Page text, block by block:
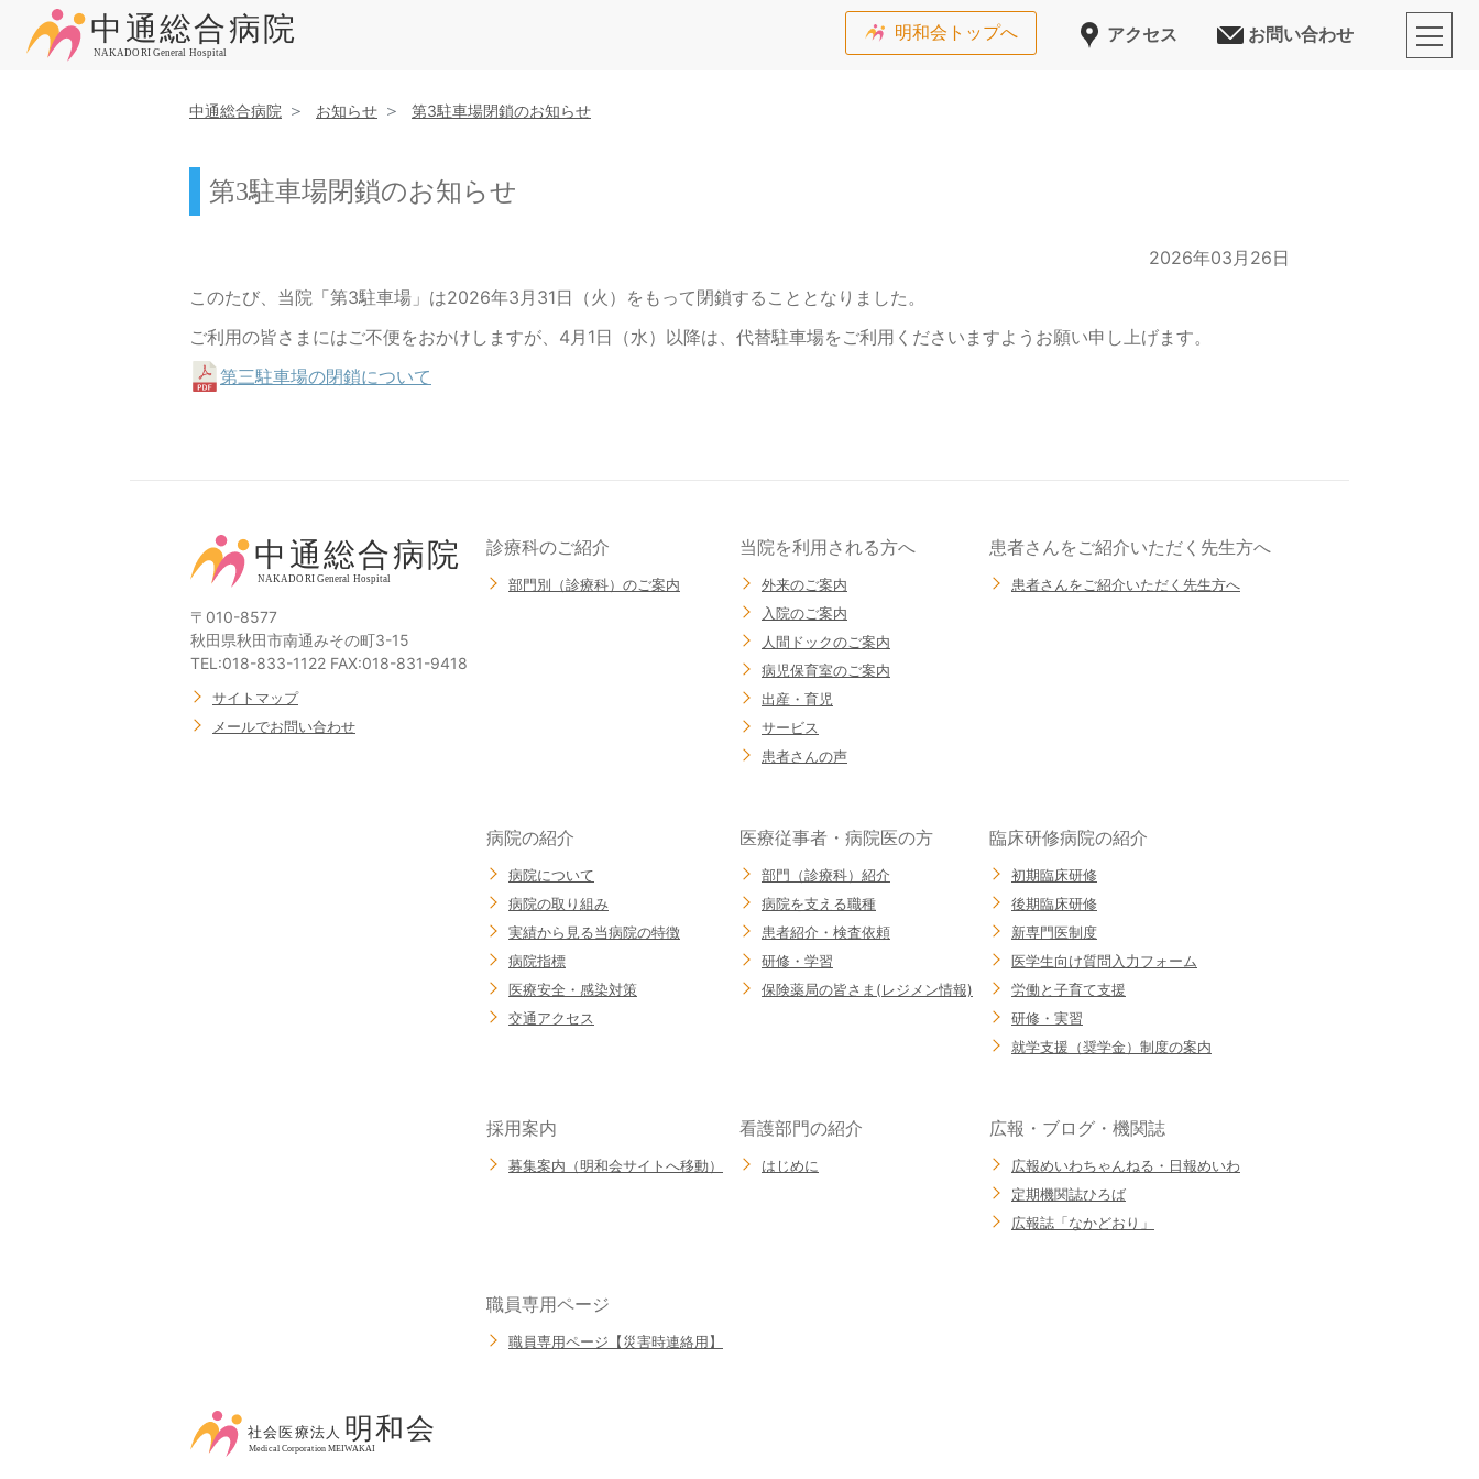
明和会トップへ アクセス お問い合わせ
中通総合病院 お知らせ 第3駐車場閉鎖のお知らせ
第3駐車場閉鎖のお知らせ
2026年03月26日
このたび、当院「第3駐車場」は2026年3月31日（火）をもって閉鎖することとなりました。
ご利用の皆さまにはご不便をおかけしますが、4月1日（水）以降は、代替駐車場をご利用くださいますようお願い申し上げます。
第三駐車場の閉鎖について
〒010-8577
秋田県秋田市南通みその町3-15
TEL:018-833-1122 FAX:018-831-9418
サイトマップ
メールでお問い合わせ
診療科のご紹介
部門別（診療科）のご案内
当院を利用される方へ
外来のご案内
入院のご案内
人間ドックのご案内
病児保育室のご案内
出産・育児
サービス
患者さんの声
患者さんをご紹介いただく先生方へ
患者さんをご紹介いただく先生方へ
病院の紹介
病院について
病院の取り組み
実績から見る当病院の特徴
病院指標
医療安全・感染対策
交通アクセス
医療従事者・病院医の方
部門（診療科）紹介
病院を支える職種
患者紹介・検査依頼
研修・学習
保険薬局の皆さま(レジメン情報)
臨床研修病院の紹介
初期臨床研修
後期臨床研修
新専門医制度
医学生向け質問入力フォーム
労働と子育て支援
研修・実習
就学支援（奨学金）制度の案内
採用案内
募集案内（明和会サイトへ移動）
看護部門の紹介
はじめに
広報・ブログ・機関誌
広報めいわちゃんねる・日報めいわ
定期機関誌ひろば
広報誌「なかどおり」
職員専用ページ
職員専用ページ【災害時連絡用】